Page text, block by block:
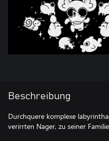
Beschreibung
Durchquere komplexe
verirrten Nager, zu seiner